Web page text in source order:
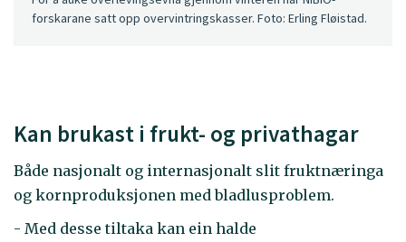
forskarane satt opp overvintringskasser. Foto: Erling Fløistad.
Kan brukast i frukt- og privathagar
Både nasjonalt og internasjonalt slit fruktnæringa
og kornproduksjonen med bladlusproblem.
- Med desse tiltaka kan ein halde